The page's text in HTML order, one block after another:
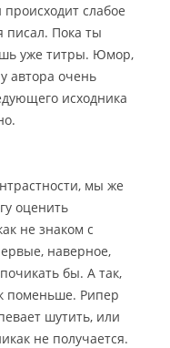
слабое
писал. Пока ты
уже титры. Юмор,
автора очень
исходника
мы же
оценить
не знаком с
наверное,
бы. А так,
поменьше. Рипер
шутить, или
не получается.